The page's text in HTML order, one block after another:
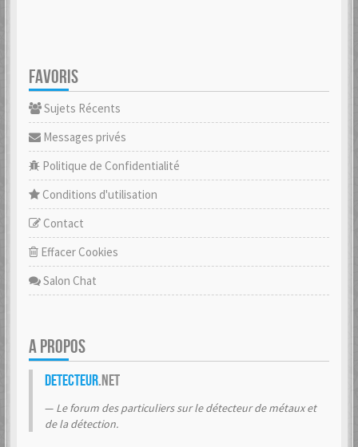
FAVORIS
Sujets Récents
Messages privés
Politique de Confidentialité
Conditions d'utilisation
Contact
Effacer Cookies
Salon Chat
A PROPOS
Detecteur.net
Le forum des particuliers sur le détecteur de métaux et
de la détection.